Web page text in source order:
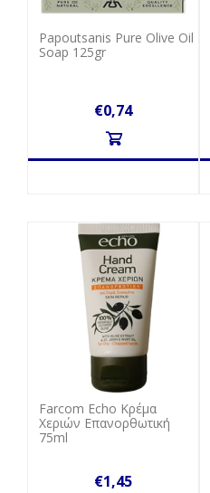
Papoutsanis Pure Olive Oil
Soap 125gr
€0,74
Farcom Echo Κρέμα
Χεριών Eπανορθωτική
75ml
€1,45